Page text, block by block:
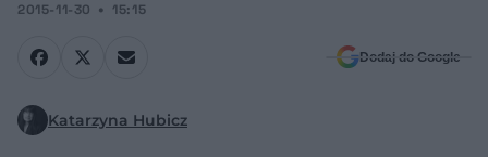
2015-11-30 15:15
Dodaj do Google
Katarzyna Hubicz